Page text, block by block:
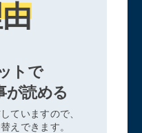
トで
が読める
ていますので、
えできます。